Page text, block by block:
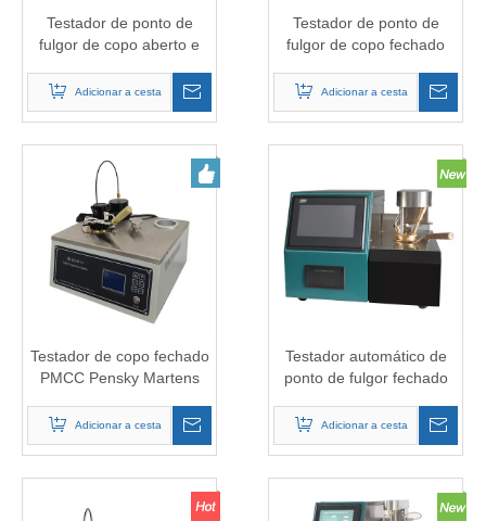
Testador de ponto de
fulgor de copo aberto e
automático
Adicionar a cesta
Testador de ponto de
fulgor de copo fechado
Adicionar a cesta
Testador de copo fechado
PMCC Pensky Martens
Adicionar a cesta
Testador automático de
ponto de fulgor fechado
copo fechado com
etiqueta)
Adicionar a cesta